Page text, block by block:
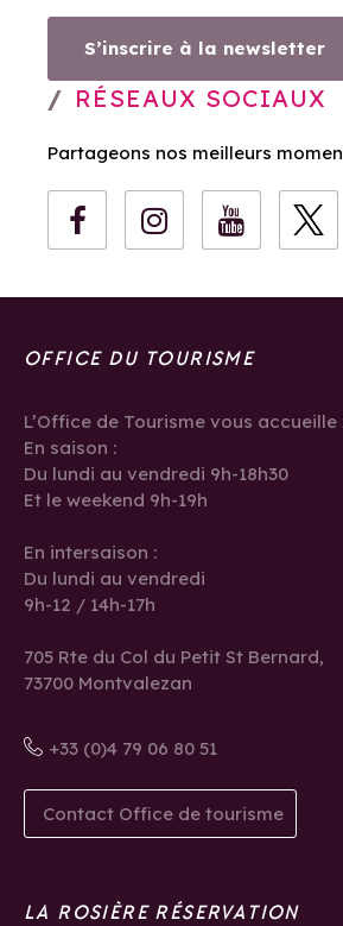
S’inscrire à la newsletter
RÉSEAUX SOCIAUX
Partageons nos meilleurs
OFFICE DU TOURISME
L’Office de Tourisme vous accueille
En saison :
Du lundi au vendredi 9h-18h30
Et le weekend 9h-19h
En intersaison :
Du lundi au vendredi
9h-12 / 14h-17h
705 Rte du Col du Petit St Bernard,
73700 Montvalezan
+33 (0)4 79 06 80 51
Contact Office de tourisme
LA ROSIÈRE RÉSERVATION